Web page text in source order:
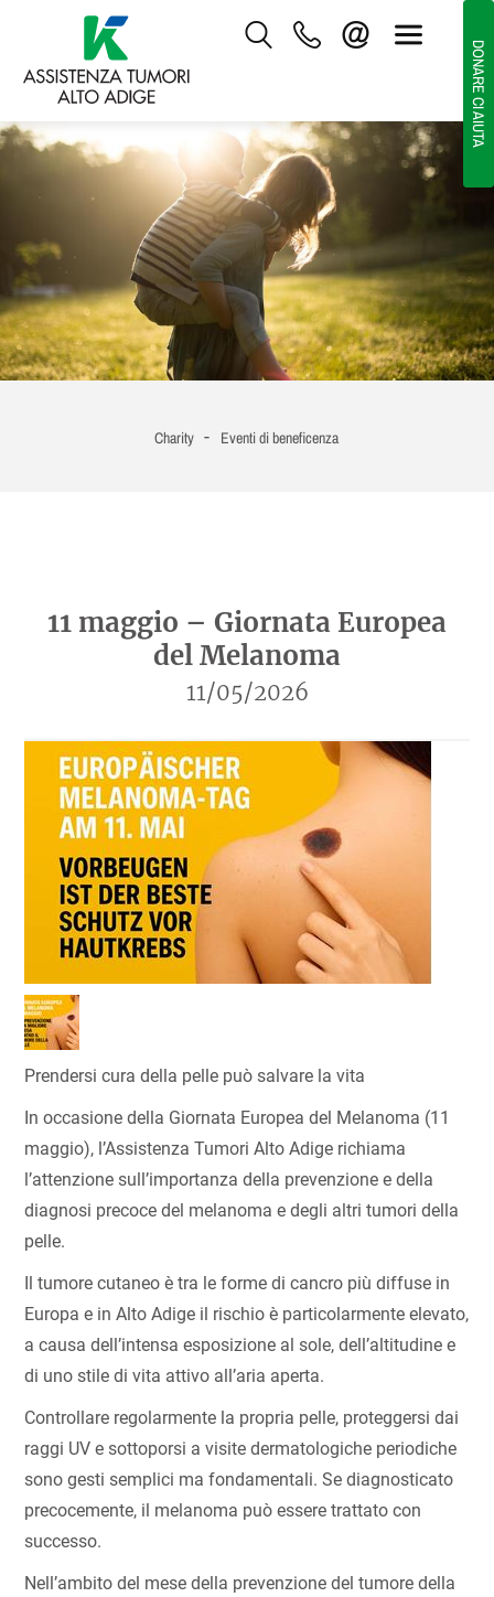
DONARE CI AIUTA
Charity - Eventi di beneficenza
11 maggio – Giornata Europea
del Melanoma
11/05/2026
Prendersi cura della pelle può salvare la vita
In occasione della Giornata Europea del Melanoma (11
maggio), l’Assistenza Tumori Alto Adige richiama
l’attenzione sull’importanza della prevenzione e della
diagnosi precoce del melanoma e degli altri tumori della
pelle.
Il tumore cutaneo è tra le forme di cancro più diffuse in
Europa e in Alto Adige il rischio è particolarmente elevato,
a causa dell’intensa esposizione al sole, dell’altitudine e
di uno stile di vita attivo all’aria aperta.
Controllare regolarmente la propria pelle, proteggersi dai
raggi UV e sottoporsi a visite dermatologiche periodiche
sono gesti semplici ma fondamentali. Se diagnosticato
precocemente, il melanoma può essere trattato con
successo.
Nell’ambito del mese della prevenzione del tumore della